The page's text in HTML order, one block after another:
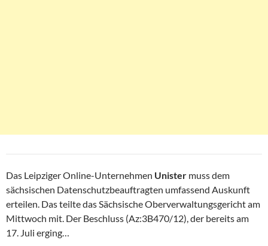
Das Leipziger Online-Unternehmen Unister muss dem
sächsischen Datenschutzbeauftragten umfassend Auskunft
erteilen. Das teilte das Sächsische Oberverwaltungsgericht am
Mittwoch mit. Der Beschluss (Az:3B470/12), der bereits am
17. Juli erging…